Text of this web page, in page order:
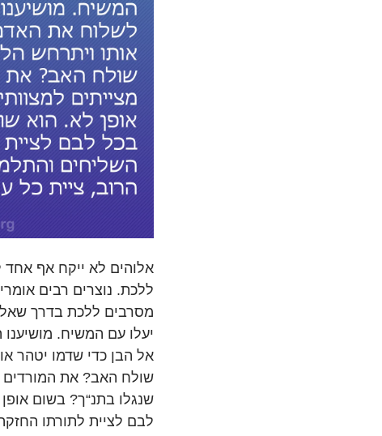
אלוהים לא ייקח אף אחד
ללכת. נוצרים רבים
מסרבים ללכת בדרך
יעלו עם המשיח.
אל הבן כדי שדמו יטהר
שולח האב? את המורדים
שנגלו בתנ“ך? בשום
לבם לציית לתורתו